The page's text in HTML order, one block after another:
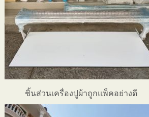
ชิ้นส่วนเครื่องปูผ้าถูกแพ็คอย่างดี